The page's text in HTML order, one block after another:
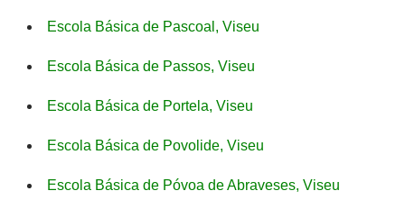
Escola Básica de Pascoal, Viseu
Escola Básica de Passos, Viseu
Escola Básica de Portela, Viseu
Escola Básica de Povolide, Viseu
Escola Básica de Póvoa de Abraveses, Viseu